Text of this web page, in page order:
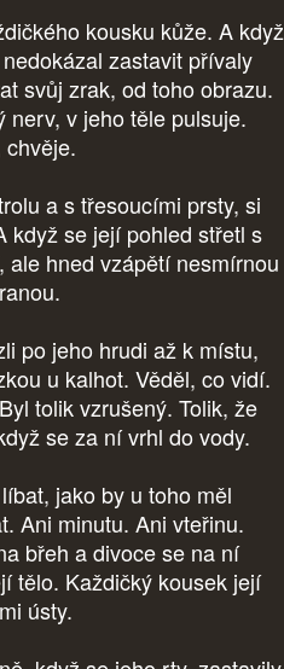
kousku kůže. A když
zastavit přívaly
svůj zrak, od toho obrazu.
v jeho těle pulsuje.
a s třesoucími prsty, si
když se její pohled střetl s
hned vzápětí nesmírnou
po jeho hrudi až k místu,
u kalhot. Věděl, co vidí.
tolik vzrušený. Tolik, že
se za ní vrhl do vody.
jako by u toho měl
Ani minutu. Ani vteřinu.
břeh a divoce se na ní
tělo. Každičký kousek její
ústy.